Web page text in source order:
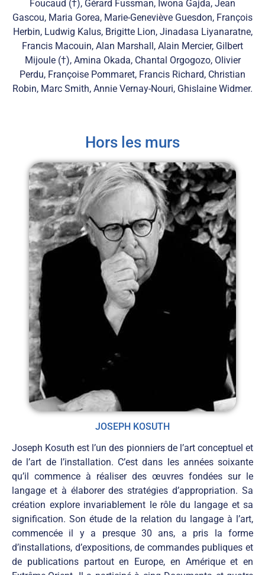
Foucaud (†), Gérard Fussman, Iwona Gajda, Jean
Gascou, Maria Gorea, Marie-Geneviève Guesdon, François
Herbin, Ludwig Kalus, Brigitte Lion, Jinadasa Liyanaratne,
Francis Macouin, Alan Marshall, Alain Mercier, Gilbert
Mijoule (†), Amina Okada, Chantal Orgogozo, Olivier
Perdu, Françoise Pommaret, Francis Richard, Christian
Robin, Marc Smith, Annie Vernay-Nouri, Ghislaine Widmer.
Hors les murs
JOSEPH KOSUTH
Joseph Kosuth est l’un des pionniers de l’art conceptuel et
de l’art de l’installation. C’est dans les années soixante
qu’il commence à réaliser des œuvres fondées sur le
langage et à élaborer des stratégies d’appropriation. Sa
création explore invariablement le rôle du langage et sa
signification. Son étude de la relation du langage à l’art,
commencée il y a presque 30 ans, a pris la forme
d’installations, d’expositions, de commandes publiques et
de publications partout en Europe, en Amérique et en